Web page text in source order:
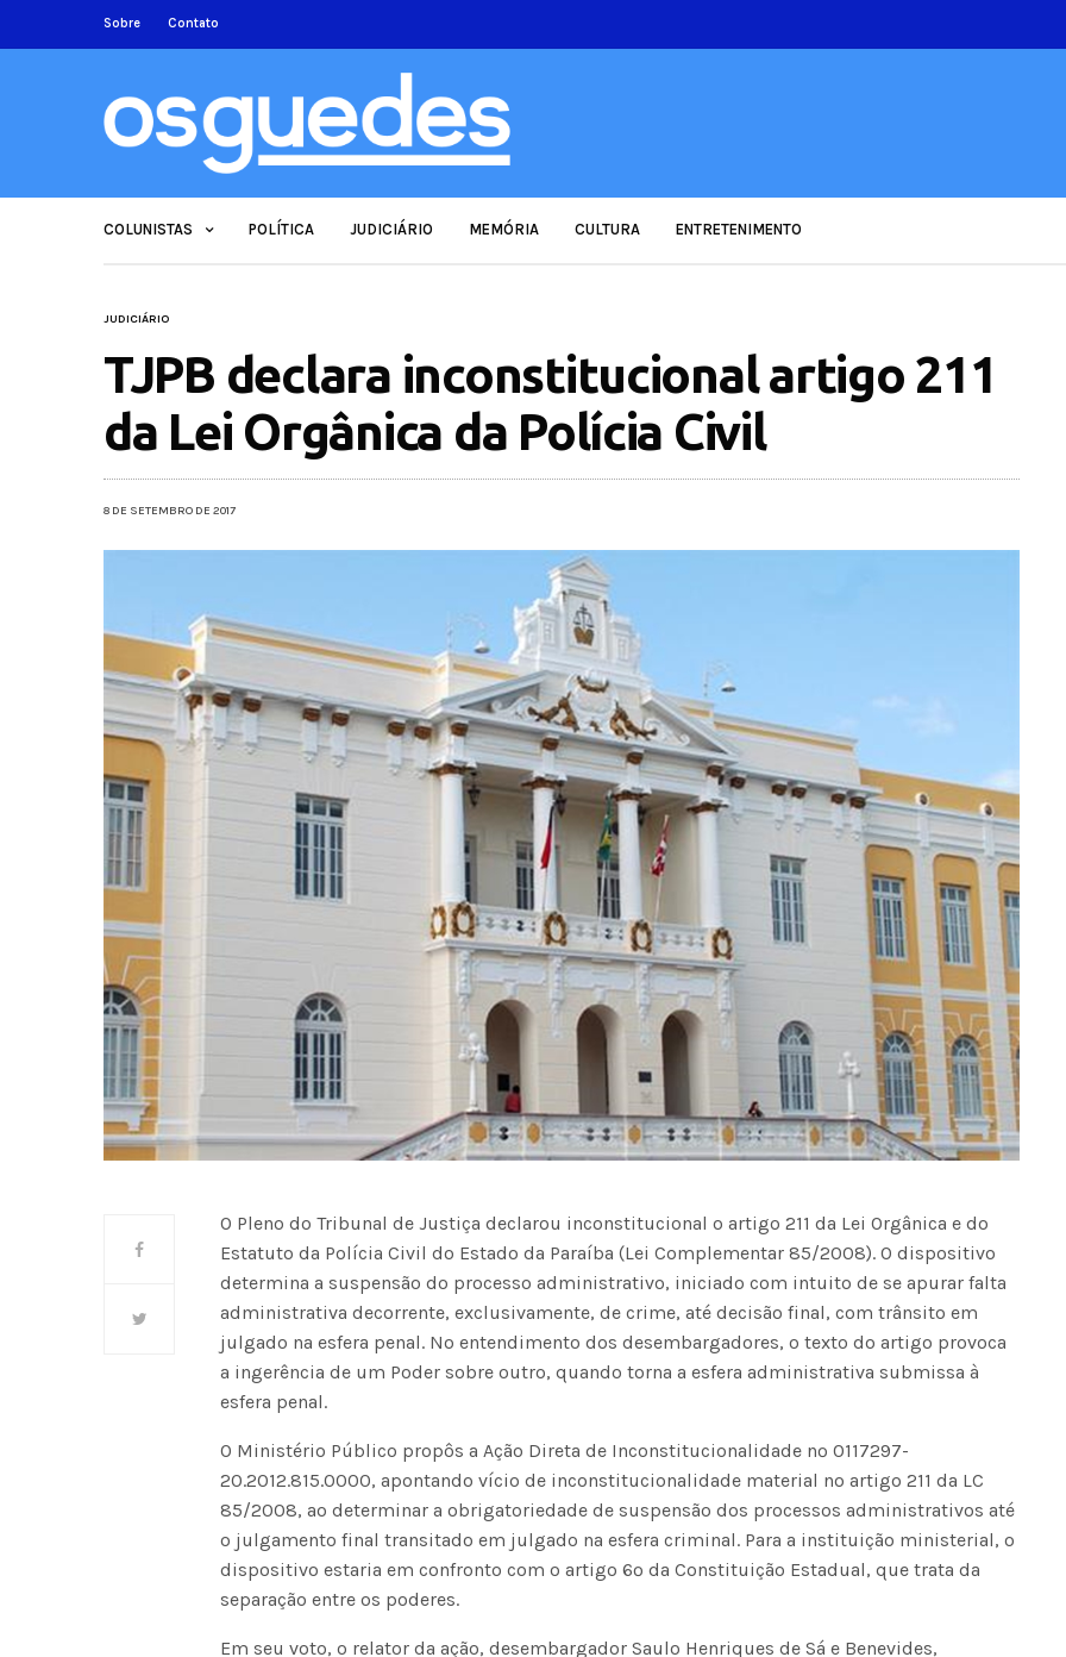
Sobre Contato
COLUNISTAS POLÍTICA JUDICIÁRIO MEMÓRIA CULTURA ENTRETENIMENTO
JUDICIÁRIO
TJPB declara inconstitucional artigo 211
da Lei Orgânica da Polícia Civil
8 DE SETEMBRO DE 2017
O Pleno do Tribunal de Justiça declarou inconstitucional o artigo 211 da Lei Orgânica e do
Estatuto da Polícia Civil do Estado da Paraíba (Lei Complementar 85/2008). O dispositivo
determina a suspensão do processo administrativo, iniciado com intuito de se apurar falta
administrativa decorrente, exclusivamente, de crime, até decisão final, com trânsito em
julgado na esfera penal. No entendimento dos desembargadores, o texto do artigo provoca
a ingerência de um Poder sobre outro, quando torna a esfera administrativa submissa à
esfera penal.
O Ministério Público propôs a Ação Direta de Inconstitucionalidade nº 0117297-
20.2012.815.0000, apontando vício de inconstitucionalidade material no artigo 211 da LC
85/2008, ao determinar a obrigatoriedade de suspensão dos processos administrativos até
o julgamento final transitado em julgado na esfera criminal. Para a instituição ministerial, o
dispositivo estaria em confronto com o artigo 6º da Constituição Estadual, que trata da
separação entre os poderes.
Em seu voto, o relator da ação, desembargador Saulo Henriques de Sá e Benevides,